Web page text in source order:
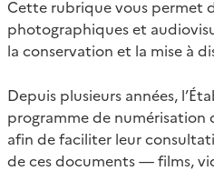
Cette rubrique vous permet
photographiques et
la conservation et la mise à
Depuis plusieurs années,
programme de numérisation
afin de faciliter leur
de ces documents — films,